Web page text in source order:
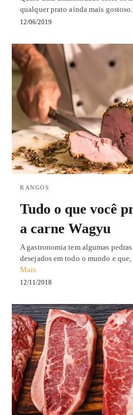
qualquer prato ainda mais
12/06/2019
RANGOS
Tudo o que você
a carne Wagyu
A gastronomia tem algumas
desejados em todo o mundo e
Mais
12/11/2018